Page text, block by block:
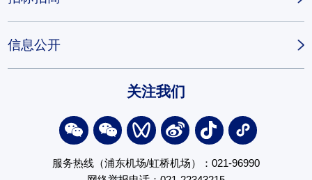
信息公开
关注我们
服务热线（浦东机场/虹桥机场）：021-96990